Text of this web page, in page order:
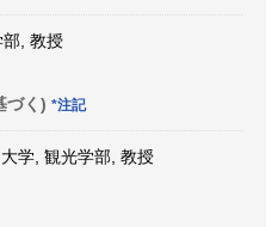
, 教授
づく) *注記
学, 観光学部, 教授